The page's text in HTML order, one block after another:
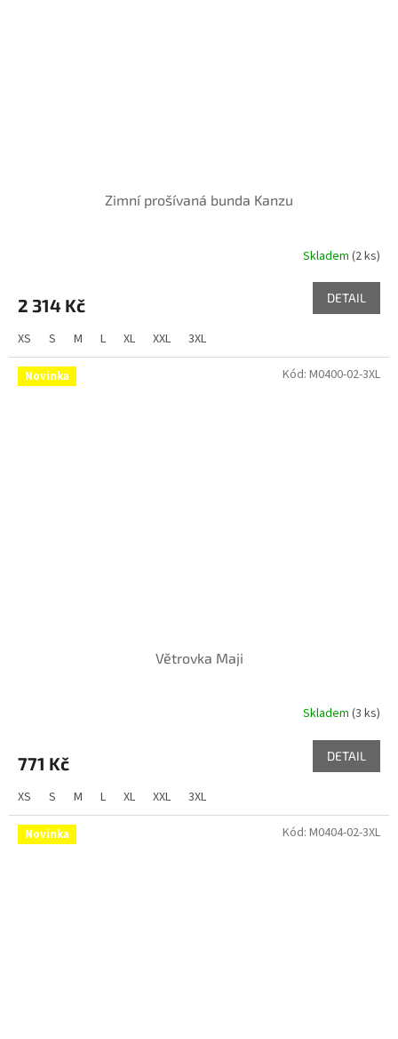
Zimní prošívaná bunda Kanzu
Skladem (2 ks)
2 314 Kč DETAIL
XS S M L XL XXL 3XL
Novinka
Větrovka Maji
Skladem (3 ks)
771 Kč DETAIL
XS S M L XL XXL 3XL
Kód: M0400-02-3XL
Novinka Kód: M0404-02-3XL